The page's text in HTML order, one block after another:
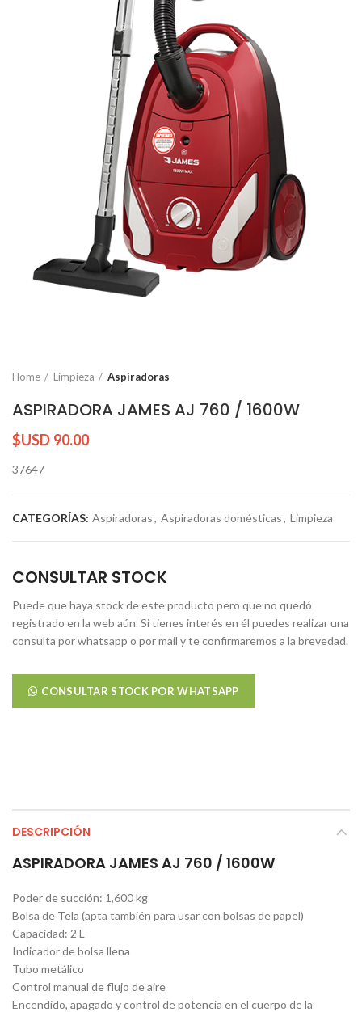
Home Limpieza Aspiradoras
ASPIRADORA JAMES AJ 760 / 1600W
$USD 90.00
37647
CATEGORÍAS: Aspiradoras, Aspiradoras domésticas, Limpieza
CONSULTAR STOCK
Puede que haya stock de este producto pero que no quedó
registrado en la web aún. Si tienes interés en él puedes realizar una
consulta por whatsapp o por mail y te confirmaremos a la brevedad.
CONSULTAR STOCK POR WHATSAPP
DESCRIPCIÓN
ASPIRADORA JAMES AJ 760 / 1600W
Poder de succión: 1,600 kg
Bolsa de Tela (apta también para usar con bolsas de papel)
Capacidad: 2 L
Indicador de bolsa llena
Tubo metálico
Control manual de flujo de aire
Encendido, apagado y control de potencia en el cuerpo de la